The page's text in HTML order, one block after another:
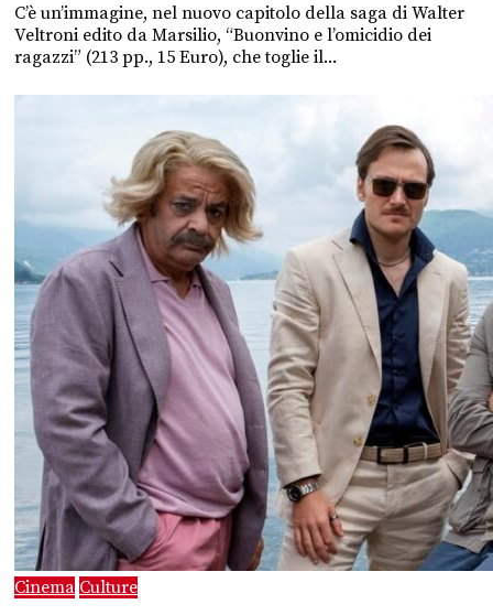
C’è un’immagine, nel nuovo capitolo della saga di Walter
Veltroni edito da Marsilio, “Buonvino e l’omicidio dei
ragazzi” (213 pp., 15 Euro), che toglie il...
Cinema Culture